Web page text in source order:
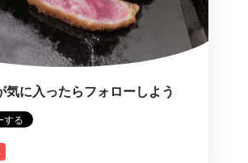
気に入ったらフォローしよう